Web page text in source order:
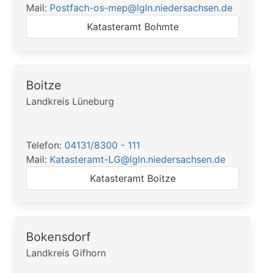
Mail: Postfach-os-mep@lgln.niedersachsen.de
Katasteramt Bohmte
Boitze
Landkreis Lüneburg
Telefon: 04131/8300 - 111
Mail: Katasteramt-LG@lgln.niedersachsen.de
Katasteramt Boitze
Bokensdorf
Landkreis Gifhorn